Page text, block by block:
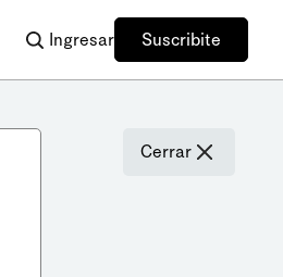
Ingresar Suscribite
Cerrar